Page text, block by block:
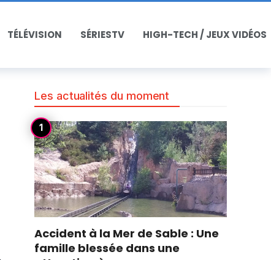
TÉLÉVISION SÉRIESTV HIGH-TECH / JEUX VIDÉOS
Les actualités du moment
Accident à la Mer de Sable : Une
famille blessée dans une